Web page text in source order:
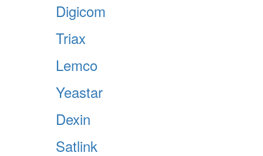
Digicom
Triax
Lemco
Yeastar
Dexin
Satlink